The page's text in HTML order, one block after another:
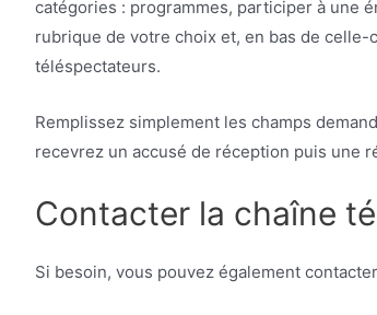
catégories : programmes, participer à une
rubrique de votre choix et, en bas de
téléspectateurs.
Remplissez simplement les champs
recevrez un accusé de réception puis une
Contacter la chaîne
Si besoin, vous pouvez également